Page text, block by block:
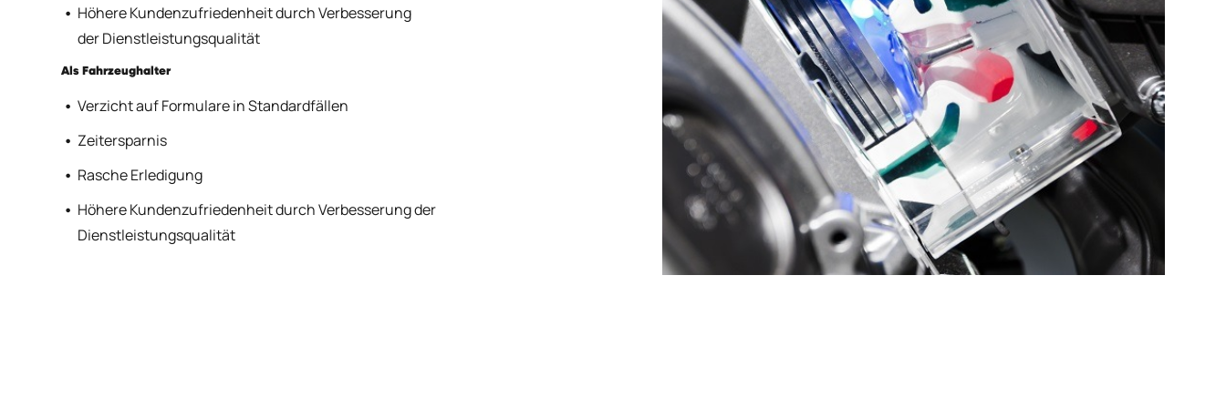
Höhere Kundenzufriedenheit durch Verbesserung
der Dienstleistungsqualität
Als Fahrzeughalter
Verzicht auf Formulare in Standardfällen
Zeitersparnis
Rasche Erledigung
Höhere Kundenzufriedenheit durch Verbesserung der
Dienstleistungsqualität